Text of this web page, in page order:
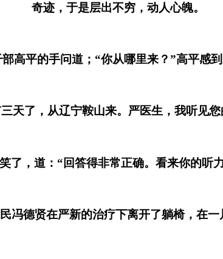
奇迹，于是层出不穷，动人心魄。
平的手问道；“你从哪里来？”高平感
了，从辽宁鞍山来。严医生，我听见您
，道：“回答得非常正确。看来你的听
德贤在严新的治疗下离开了躺椅，在一